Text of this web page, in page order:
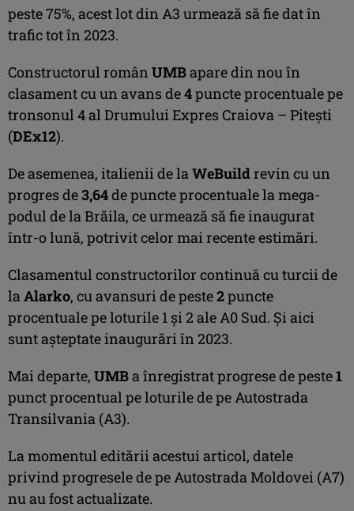
peste 75%, acest lot din A3 urmează să fie dat în
trafic tot în 2023.
Constructorul românUMBapare din nou în
clasament cu un avans de4puncte procentuale pe
tronsonul 4 al Drumului Expres Craiova – Pitești
(DEx12).
De asemenea, italienii de laWeBuildrevin cu un
progres de3,64de puncte procentuale la mega-
podul de la Brăila, ce urmează să fie inaugurat
într-o lună, potrivit celor mai recente estimări.
Clasamentul constructorilor continuă cu turcii de
laAlarko, cu avansuri de peste2puncte
procentuale pe loturile 1 și 2 ale A0 Sud. Și aici
sunt așteptate inaugurări în 2023.
Mai departe, UMBa înregistrat progrese de peste1
punct procentual pe loturile de pe Autostrada
Transilvania (A3).
La momentul editării acestui articol, datele
privind progresele de pe Autostrada Moldovei (A7)
nu au fost actualizate.